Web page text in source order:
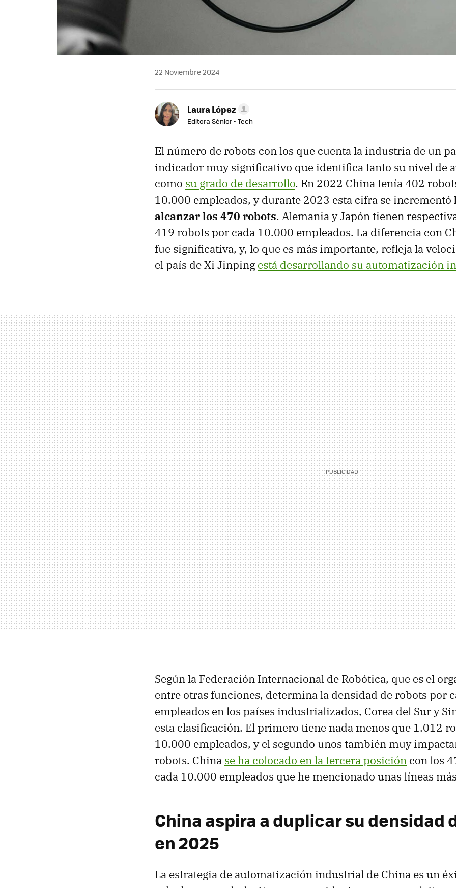
22 Noviembre 2024
Laura López
Editora Sénior - Tech
El número de robots con los que cuenta la industria de un
indicador muy significativo que identifica tanto su nivel de
como su grado de desarrollo. En 2022 China tenía 402
10.000 empleados, y durante 2023 esta cifra se incrementó
alcanzar los 470 robots. Alemania y Japón tienen
419 robots por cada 10.000 empleados. La diferencia con
fue significativa, y, lo que es más importante, refleja la
el país de Xi Jinping está desarrollando su automatización
Según la Federación Internacional de Robótica, que es el
entre otras funciones, determina la densidad de robots por
empleados en los países industrializados, Corea del Sur y
esta clasificación. El primero tiene nada menos que 1.012
10.000 empleados, y el segundo unos también muy
robots. China se ha colocado en la tercera posición con los
cada 10.000 empleados que he mencionado unas líneas
China aspira a duplicar su densidad
en 2025
La estrategia de automatización industrial de China es un